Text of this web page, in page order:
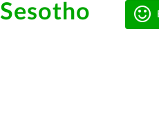
Sesotho